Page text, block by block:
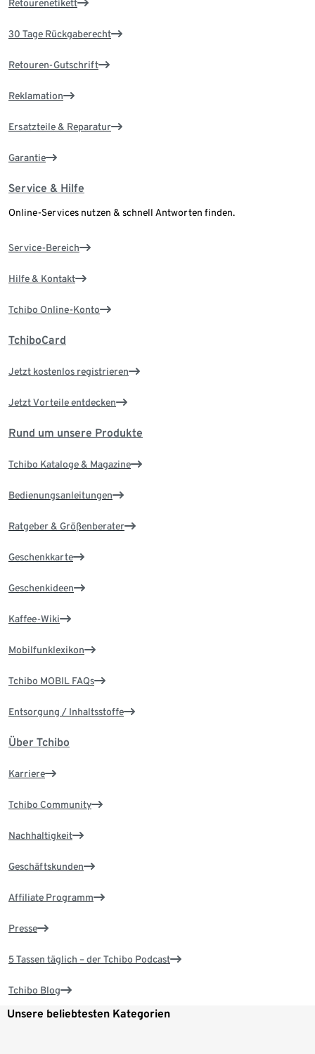
Retourenetikett
30 Tage Rückgaberecht
Retouren-Gutschrift
Reklamation
Ersatzteile & Reparatur
Garantie
Service & Hilfe
Online-Services nutzen & schnell Antworten finden.
Service-Bereich
Hilfe & Kontakt
Tchibo Online-Konto
TchiboCard
Jetzt kostenlos registrieren
Jetzt Vorteile entdecken
Rund um unsere Produkte
Tchibo Kataloge & Magazine
Bedienungsanleitungen
Ratgeber & Größenberater
Geschenkkarte
Geschenkideen
Kaffee-Wiki
Mobilfunklexikon
Tchibo MOBIL FAQs
Entsorgung / Inhaltsstoffe
Über Tchibo
Karriere
Tchibo Community
Nachhaltigkeit
Geschäftskunden
Affiliate Programm
Presse
5 Tassen täglich – der Tchibo Podcast
Tchibo Blog
Unsere beliebtesten Kategorien